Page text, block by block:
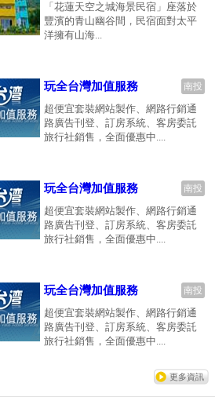
「花蓮天空之城海景民宿」座落於
豐濱的青山幽谷間，民宿面對太平
洋擁有山海...
南投
玩全台灣加值服務
超便宜套裝網站製作、網路行銷通
路廣告刊登、訂房系統、客房委託
旅行社銷售，全面優惠中....
南投
玩全台灣加值服務
超便宜套裝網站製作、網路行銷通
路廣告刊登、訂房系統、客房委託
旅行社銷售，全面優惠中....
南投
玩全台灣加值服務
超便宜套裝網站製作、網路行銷通
路廣告刊登、訂房系統、客房委託
旅行社銷售，全面優惠中....
更多資訊